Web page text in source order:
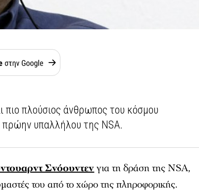
πιο πλούσιος άνθρωπος του κόσμου
πρώην υπαλλήλου της NSA.
Σνόουντενγια τη δράση της NSA,
του από το χώρο της πληροφορικής.